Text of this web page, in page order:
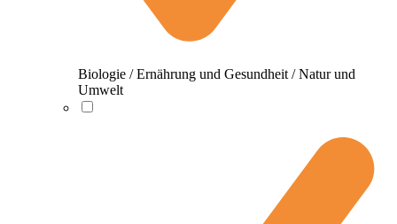
Biologie / Ernährung und Gesundheit / Natur und
Umwelt